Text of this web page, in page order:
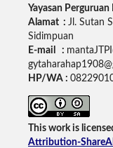
Yayasan Perguruan
Alamat : Jl. Sutan
Sidimpuan
E-mail :
HP/WA :
This work is
Attribution-